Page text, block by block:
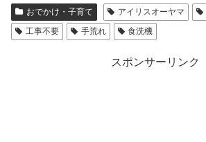
おでかけ・子育て アイリスオーヤマ
工事不要
手荒れ 食洗機
スポンサーリンク